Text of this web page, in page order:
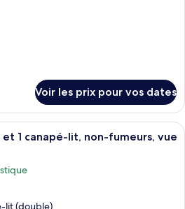
Voir les prix pour vos dates
Une chambre d’hôtel avec un
1 canapé-lit, non-fumeurs, vue
lit (double)